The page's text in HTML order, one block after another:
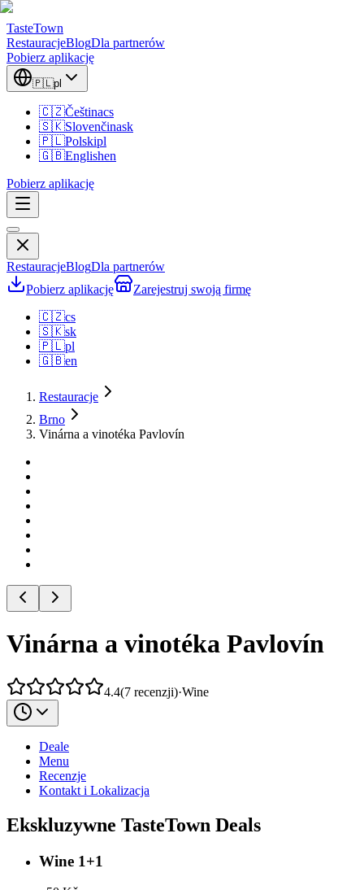
TasteTown
RestauracjeBlogDla partnerów
Pobierz aplikację
🇵🇱pl
🇨🇿Češtinacs
🇸🇰Slovenčinask
🇵🇱Polskipl
🇬🇧Englishen
Pobierz aplikację
RestauracjeBlogDla partnerów
Pobierz aplikację
Zarejestruj swoją firmę
🇨🇿cs
🇸🇰sk
🇵🇱pl
🇬🇧en
Restauracje
Brno
Vinárna a vinotéka Pavlovín
Vinárna a vinotéka Pavlovín
4.4(7 recenzji)·Wine
Deale
Menu
Recenzje
Kontakt i Lokalizacja
Ekskluzywne TasteTown Deals
Wine 1+1